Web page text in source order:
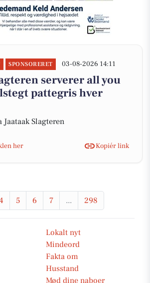
SPONSORERET 03-08-2026 14:11
serverer all you
pattegris hver
Jaataak Slagteren
her Kopiér link
5 6 7 ... 298
Lokalt nyt
Mindeord
Fakta om
Husstand
Mød dine naboer